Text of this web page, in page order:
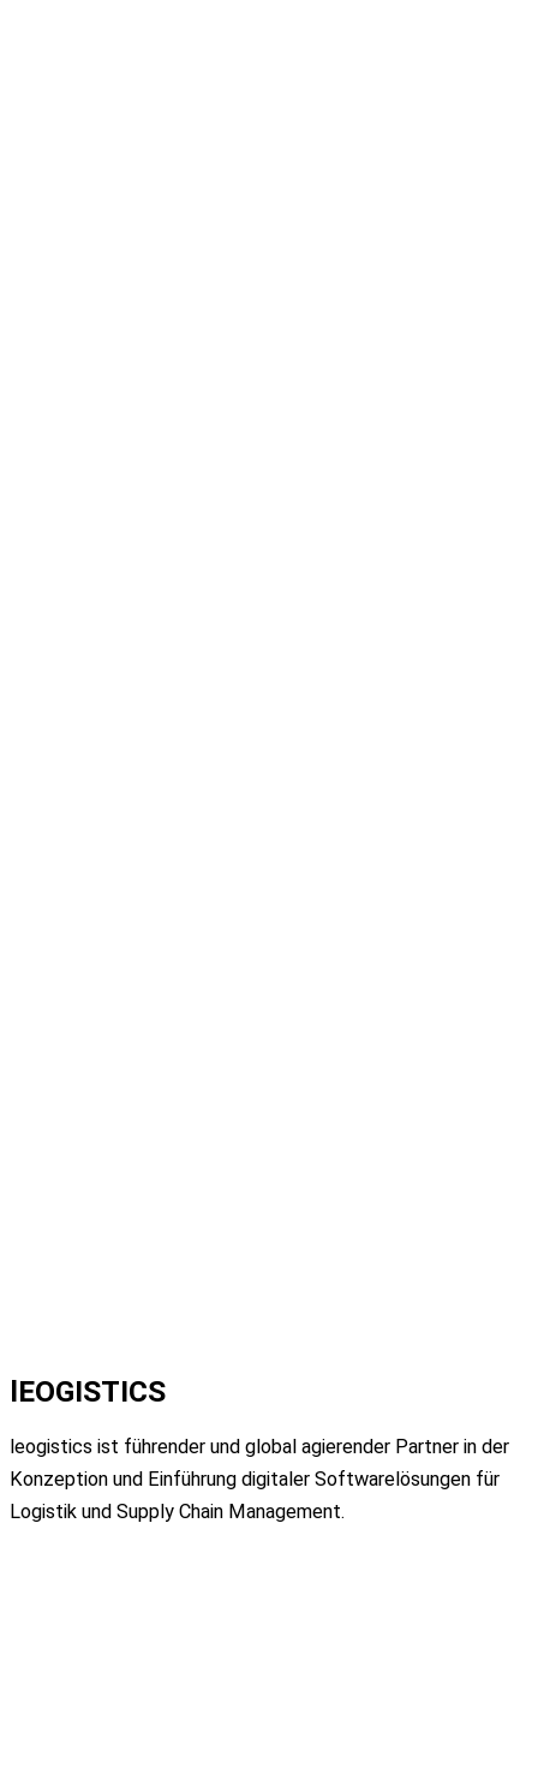
lEOGISTICS
leogistics ist führender und global agierender Partner in der
Konzeption und Einführung digitaler Softwarelösungen für
Logistik und Supply Chain Management.